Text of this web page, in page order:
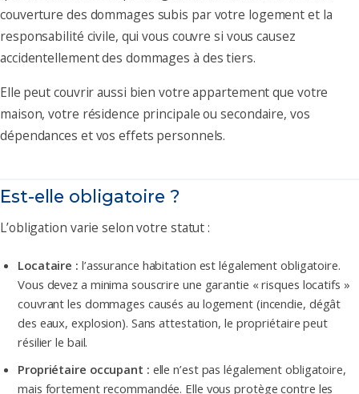
couverture des dommages subis par votre logement et la
responsabilité civile, qui vous couvre si vous causez
accidentellement des dommages à des tiers.
Elle peut couvrir aussi bien votre appartement que votre
maison, votre résidence principale ou secondaire, vos
dépendances et vos effets personnels.
Est-elle obligatoire ?
L’obligation varie selon votre statut :
Locataire : l’assurance habitation est légalement obligatoire.
Vous devez a minima souscrire une garantie « risques locatifs »
couvrant les dommages causés au logement (incendie, dégât
des eaux, explosion). Sans attestation, le propriétaire peut
résilier le bail.
Propriétaire occupant : elle n’est pas légalement obligatoire,
mais fortement recommandée. Elle vous protège contre les